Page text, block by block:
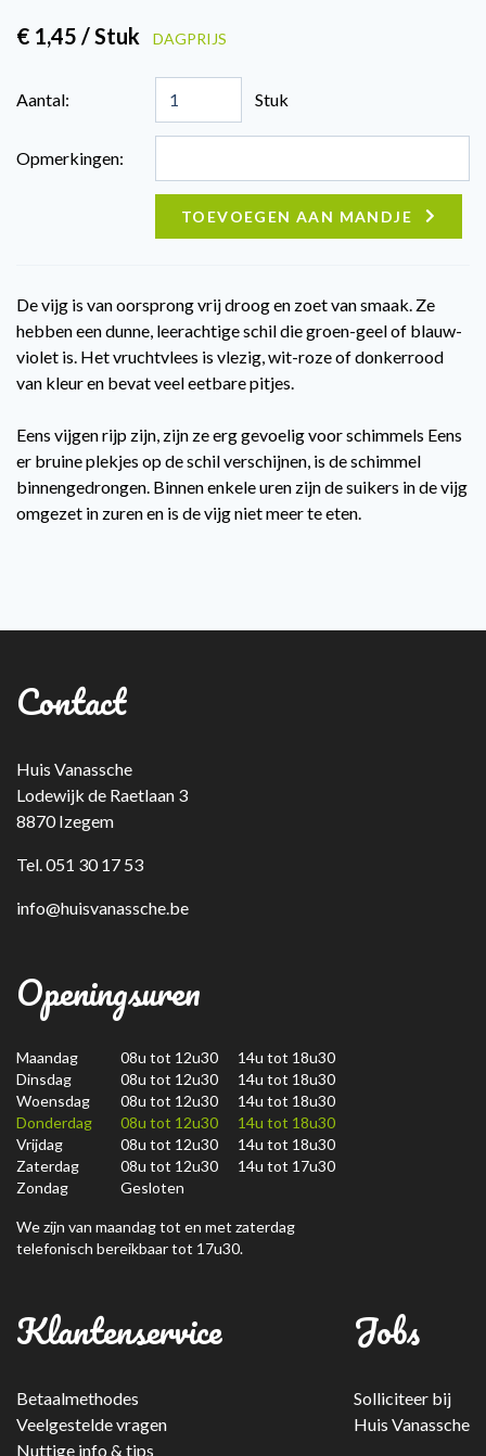
€ 1,45 / Stuk DAGPRIJS
Aantal: Stuk
Opmerkingen:
TOEVOEGEN AAN MANDJE
De vijg is van oorsprong vrij droog en zoet van smaak. Ze
hebben een dunne, leerachtige schil die groen-geel of blauw-
violet is. Het vruchtvlees is vlezig, wit-roze of donkerrood
van kleur en bevat veel eetbare pitjes.
Eens vijgen rijp zijn, zijn ze erg gevoelig voor schimmels Eens
er bruine plekjes op de schil verschijnen, is de schimmel
binnengedrongen. Binnen enkele uren zijn de suikers in de vijg
omgezet in zuren en is de vijg niet meer te eten.
Contact
Huis Vanassche
Lodewijk de Raetlaan 3
8870 Izegem
Tel. 051 30 17 53
info@huisvanassche.be
Openingsuren
Maandag
08u tot 12u30 14u tot 18u30
Dinsdag
08u tot 12u30 14u tot 18u30
Woensdag
08u tot 12u30 14u tot 18u30
Donderdag
08u tot 12u30 14u tot 18u30
Vrijdag
08u tot 12u30 14u tot 18u30
Zaterdag
08u tot 12u30 14u tot 17u30
Zondag
Gesloten
We zijn van maandag tot en met zaterdag
telefonisch bereikbaar tot 17u30.
Klantenservice
Betaalmethodes
Veelgestelde vragen
Nuttige info & tips
Jobs
Solliciteer bij
Huis Vanassche